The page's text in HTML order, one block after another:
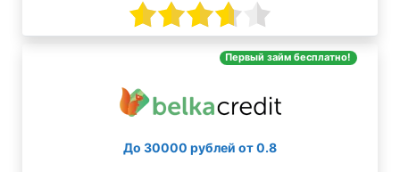
Первый займ бесплатно!
До 30000 рублей от 0.8